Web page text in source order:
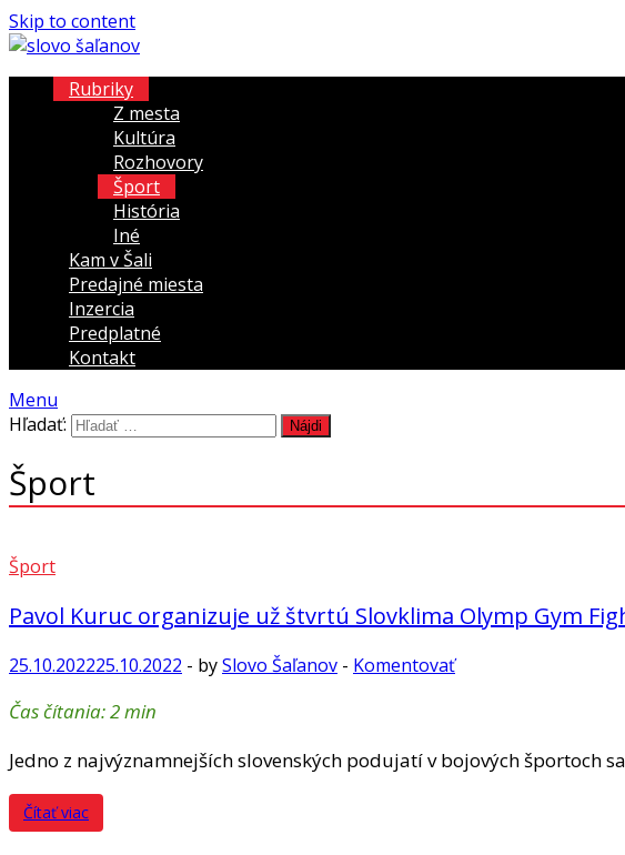
Skip to content
Rubriky
Z mesta
Kultúra
Rozhovory
Šport
História
Iné
Kam v Šali
Predajné miesta
Inzercia
Predplatné
Kontakt
Menu
Hľadať:
Šport
Šport
Pavol Kuruc organizuje už štvrtú Slovklima Olymp Gym
25.10.202225.10.2022 - bySlovo Šaľanov - Komentovať
Čas čítania:2min
Jedno z najvýznamnejších slovenských po­dujatí v bojových športoch
Čítať viac